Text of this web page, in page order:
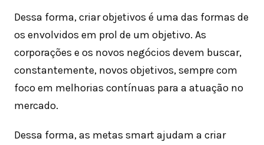
Dessa forma, criar objetivos é uma das formas de
os envolvidos em prol de um objetivo. As
corporações e os novos negócios devem buscar,
constantemente, novos objetivos, sempre com
foco em melhorias contínuas para a atuação no
mercado.
Dessa forma, as metas smart ajudam a criar